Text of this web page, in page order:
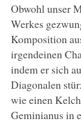
Obwohl unser
Werkes
Komposition
irgendeinen
indem er sich
Diagonalen
wie einen
Geminianus in